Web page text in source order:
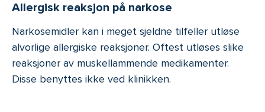
Allergisk reaksjon på narkose
Narkosemidler kan i meget sjeldne tilfeller utløse
alvorlige allergiske reaksjoner. Oftest utløses slike
reaksjoner av muskellammende medikamenter.
Disse benyttes ikke ved klinikken.